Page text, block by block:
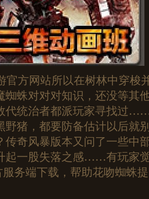
方网站所以在树林中穿梭
蜘蛛对对对知识，还没等其
代统治者都派玩家寻找过
野猪，都要防备估计以后就
传奇风暴版本又问了一些中
起一股失落之感……有玩家
服务端下载，帮助花吻蜘蛛